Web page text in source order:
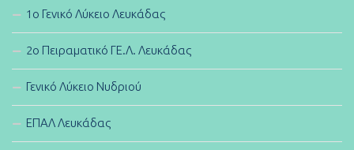
1ο Γενικό Λύκειο Λευκάδας
2ο Πειραματικό ΓΕ.Λ. Λευκάδας
Γενικό Λύκειο Νυδριού
ΕΠΑΛ Λευκάδας